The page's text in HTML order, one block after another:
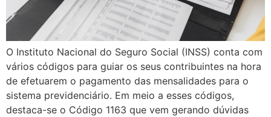
O Instituto Nacional do Seguro Social (INSS) conta com
vários códigos para guiar os seus contribuintes na hora
de efetuarem o pagamento das mensalidades para o
sistema previdenciário. Em meio a esses códigos,
destaca-se o Código 1163 que vem gerando dúvidas